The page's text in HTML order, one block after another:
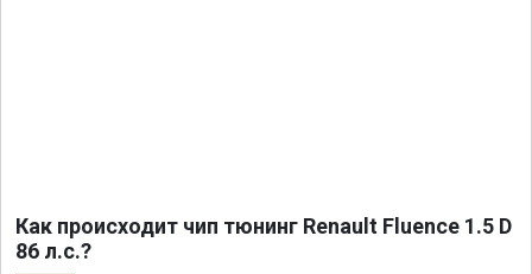
Как происходит чип тюнинг Renault Fluence 1.5 D
86 л.с.?